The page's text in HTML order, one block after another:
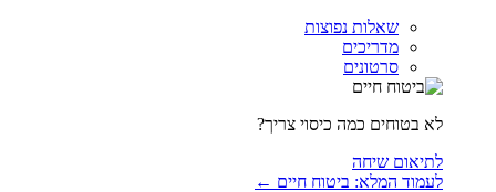
שאלות נפוצות
מדריכים
סרטונים
לא בטוחים כמה כיסוי צריך?
לתיאום שיחה
לעמוד המלא: ביטוח חיים ←